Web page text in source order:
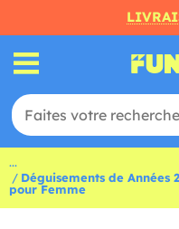
...
Déguisements de Années
pour Femme